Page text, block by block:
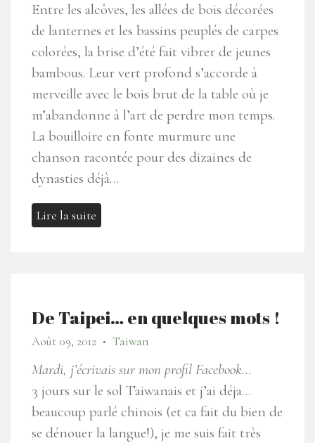
Entre les alcôves, les allées de bois décorées
de lanternes et les bassins peuplés de carpes
colorées, la brise d’été fait vibrer de jeunes
bambous. Leur vert profond s’accorde à
merveille avec le bois brut de la table où je
m’abandonne à l’art de perdre mon temps.
La bouilloire en fonte murmure une
chanson racontée pour des dizaines de
dynasties déjà…
Lire la suite
De Taipei… en quelques mots !
Août 09, 2012 ● Taiwan
Mardi, j’écrivais sur mon profil Facebook…
3 jours sur le sol Taiwanais et j’ai déja…
beaucoup parlé chinois (et ca fait du bien de
se dénouer la langue!), je me suis fait très